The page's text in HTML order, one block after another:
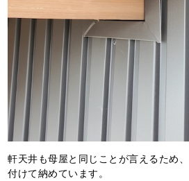
軒天井も母屋と同じことが言えるため
付けて納めています。